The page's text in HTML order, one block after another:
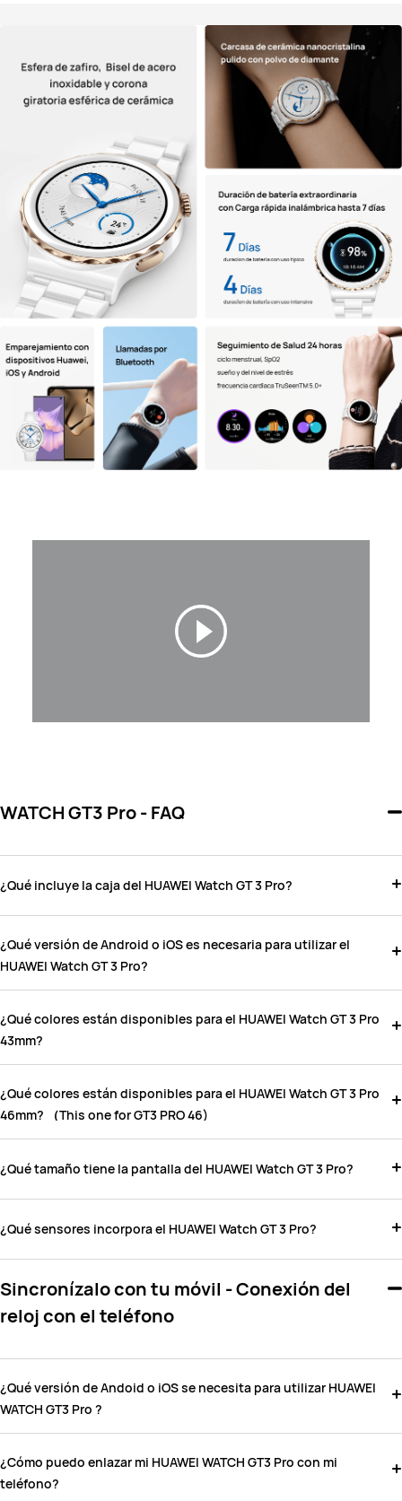
WATCH GT3 Pro - FAQ
¿Qué incluye la caja del HUAWEI Watch GT 3 Pro?
¿Qué versión de Android o iOS es necesaria para utilizar el
HUAWEI Watch GT 3 Pro?
¿Qué colores están disponibles para el HUAWEI Watch GT 3 Pro
43mm?
¿Qué colores están disponibles para el HUAWEI Watch GT 3 Pro
46mm? （This one for GT3 PRO 46)
¿Qué tamaño tiene la pantalla del HUAWEI Watch GT 3 Pro?
¿Qué sensores incorpora el HUAWEI Watch GT 3 Pro?
Sincronízalo con tu móvil - Conexión del
reloj con el teléfono
¿Qué versión de Andoid o iOS se necesita para utilizar HUAWEI
WATCH GT3 Pro ?
¿Cómo puedo enlazar mi HUAWEI WATCH GT3 Pro con mi
teléfono?